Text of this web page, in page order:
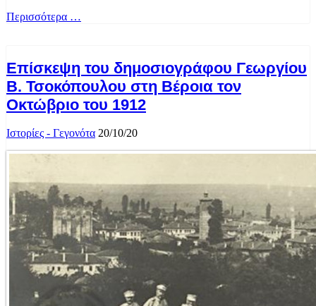
Περισσότερα …
Επίσκεψη του δημοσιογράφου Γεωργίου
Β. Τσοκόπουλου στη Βέροια τον
Οκτώβριο του 1912
Ιστορίες - Γεγονότα 20/10/20